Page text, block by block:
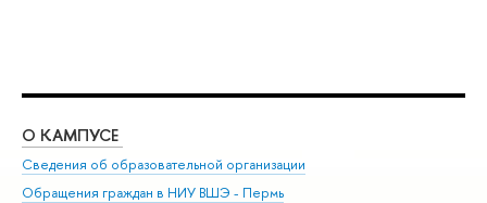
О КАМПУСЕ
Сведения об образовательной организации
Обращения граждан в НИУ ВШЭ - Пермь